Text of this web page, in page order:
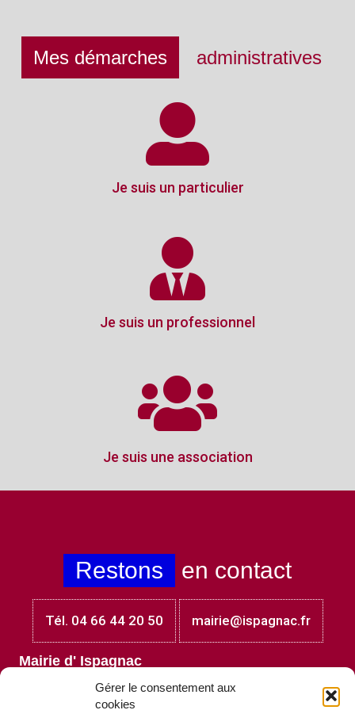
Gérer le consentement aux
cookies
Mes démarches administratives
Je suis un particulier
Je suis un professionnel
Je suis une association
Restons en contact
Tél. 04 66 44 20 50 mairie@ispagnac.fr
Mairie d' Ispagnac
48320 Ispagnac